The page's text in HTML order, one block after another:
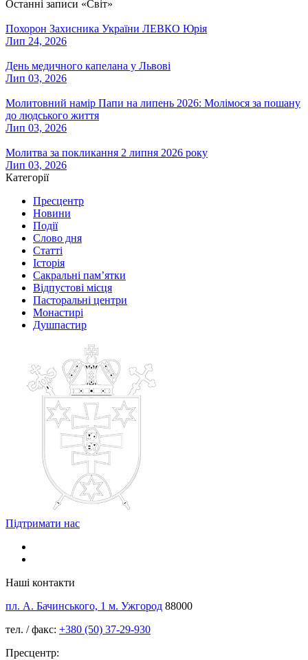
Останні записи «Світ»
Похорон Захисника України ЛЕВКО Юрія
Лип 24, 2026
День медичного капелана у Львові
Лип 03, 2026
Молитовний намір Папи на липень 2026: Молімося за пошану
до людського життя
Лип 03, 2026
Молитва за покликання 2 липня 2026 року
Лип 03, 2026
Категорії
Пресцентр
Новини
Події
Слово дня
Статті
Історія
Сакральні пам’ятки
Відпустові місця
Пасторальні центри
Монастирі
Душпастир
Підтримати нас
Наші контакти
пл. А. Бачинського, 1 м. Ужгород 88000
тел. / факс: +380 (50) 37-29-930
Пресцентр: